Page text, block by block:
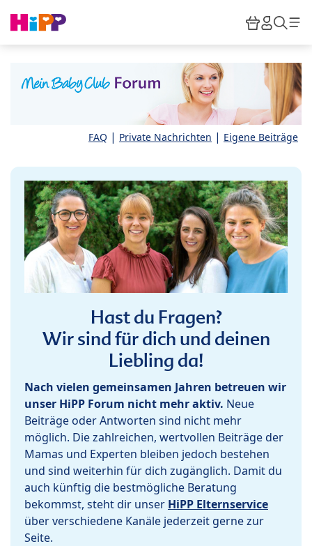
HiPP
FAQ | Private Nachrichten | Eigene Beiträge
Hast du Fragen?
Wir sind für dich und deinen
Liebling da!
Nach vielen gemeinsamen Jahren betreuen wir
unser HiPP Forum nicht mehr aktiv. Neue
Beiträge oder Antworten sind nicht mehr
möglich. Die zahlreichen, wertvollen Beiträge der
Mamas und Experten bleiben jedoch bestehen
und sind weiterhin für dich zugänglich. Damit du
auch künftig die bestmögliche Beratung
bekommst, steht dir unser HiPP Elternservice
über verschiedene Kanäle jederzeit gerne zur
Seite.